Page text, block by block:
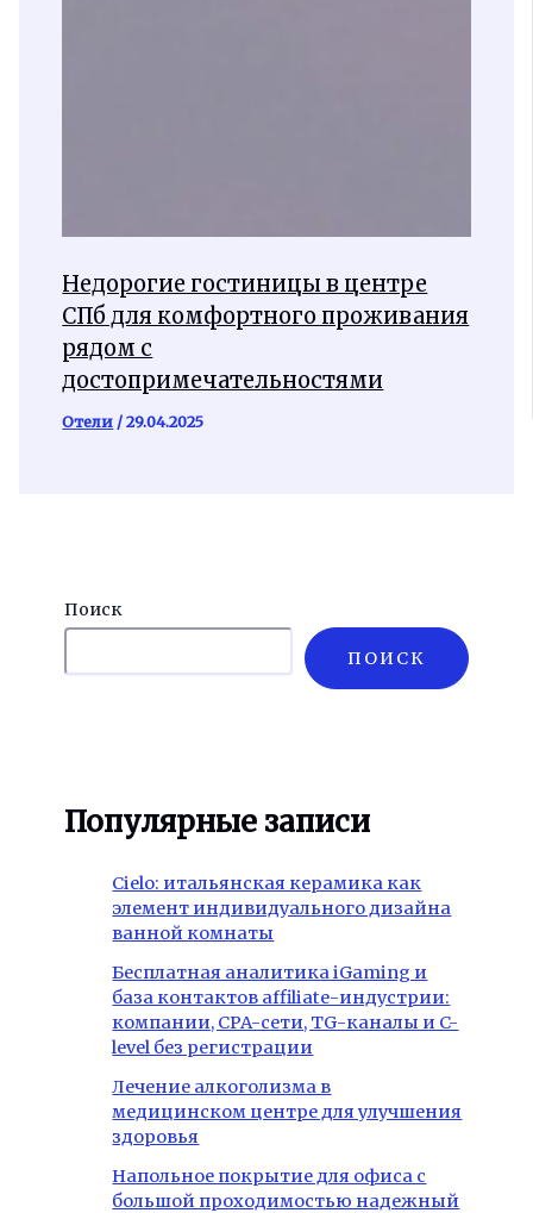
Недорогие гостиницы в центре
СПб для комфортного проживания
рядом с
достопримечательностями
Отели /29.04.2025
Поиск
ПОИСК
Популярные записи
Cielo: итальянская керамика как
элемент индивидуального дизайна
ванной комнаты
Бесплатная аналитика iGaming и
база контактов affiliate-индустрии:
компании, CPA-сети, TG-каналы и C-
level без регистрации
Лечение алкоголизма в
медицинском центре для улучшения
здоровья
Напольное покрытие для офиса с
большой проходимостью надежный